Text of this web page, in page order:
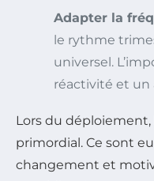
Adapter la
le rythme
universel.
réactivité et un
Lors du déploiement,
primordial. Ce sont
changement et